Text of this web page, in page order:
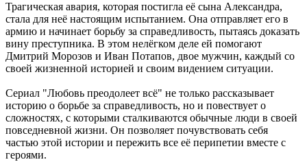
Трагическая авария, которая постигла её сына Александра,
стала для неё настоящим испытанием. Она отправляет его в
армию и начинает борьбу за справедливость, пытаясь доказать
вину преступника. В этом нелёгком деле ей помогают
Дмитрий Морозов и Иван Потапов, двое мужчин, каждый со
своей жизненной историей и своим видением ситуации.
Сериал "Любовь преодолеет всё" не только рассказывает
историю о борьбе за справедливость, но и повествует о
сложностях, с которыми сталкиваются обычные люди в своей
повседневной жизни. Он позволяет почувствовать себя
частью этой истории и пережить все её перипетии вместе с
героями.